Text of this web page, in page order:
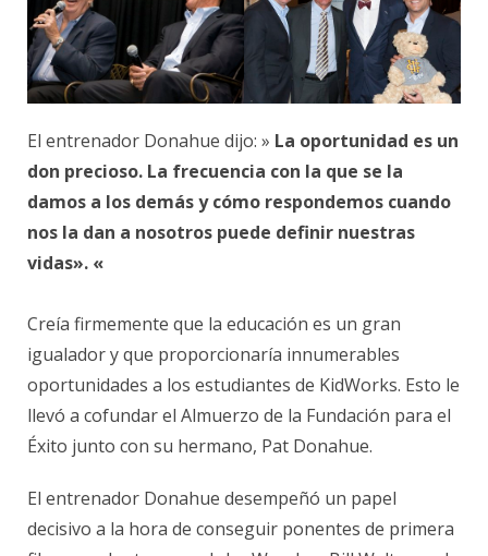
El entrenador Donahue dijo: » La oportunidad es un
don precioso. La frecuencia con la que se la
damos a los demás y cómo respondemos cuando
nos la dan a nosotros puede definir nuestras
vidas». «
Creía firmemente que la educación es un gran
igualador y que proporcionaría innumerables
oportunidades a los estudiantes de KidWorks. Esto le
llevó a cofundar el Almuerzo de la Fundación para el
Éxito junto con su hermano, Pat Donahue.
El entrenador Donahue desempeñó un papel
decisivo a la hora de conseguir ponentes de primera